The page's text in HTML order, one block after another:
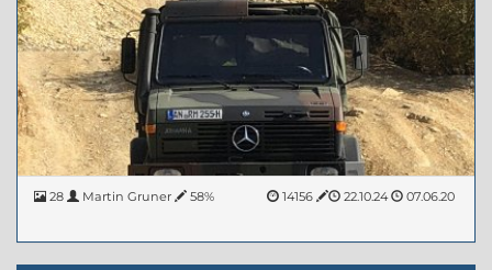
28 07.06.20
Martin Gruner 22.10.24
58% 14156